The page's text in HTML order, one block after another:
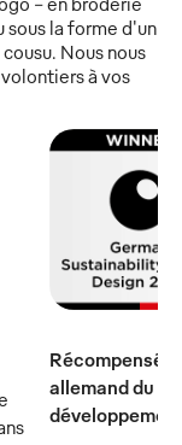
sous la forme d'un
Nous nous
à vos
Récompensé
allemand du